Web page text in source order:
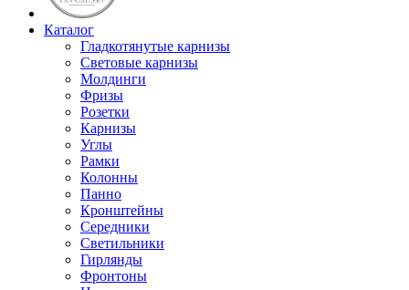
Каталог
Гладкотянутые карнизы
Световые карнизы
Молдинги
Фризы
Розетки
Карнизы
Углы
Рамки
Колонны
Панно
Кронштейны
Середники
Светильники
Гирлянды
Фронтоны